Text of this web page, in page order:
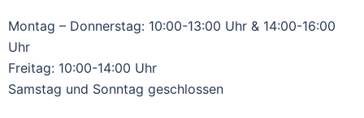
Montag – Donnerstag: 10:00-13:00 Uhr & 14:00-16:00
Uhr
Freitag: 10:00-14:00 Uhr
Samstag und Sonntag geschlossen